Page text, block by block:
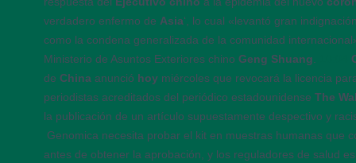
verdadero enfermo de Asia‘, lo cual «levantó gran
como la condena generalizada de la comunidad
Ministerio de Asuntos Exteriores chino Geng Shuang.
de China anunció hoy miércoles que revocará la licencia
periodistas acreditados del periódico estadounidense The
la publicación de un artículo supuestamente despectivo y
Genomica necesita probar el kit en muestras humanas que
antes de obtener la aprobación, y los reguladores de salud